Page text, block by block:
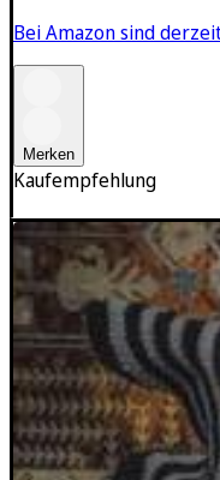
Kaufempfehlung
Bei Amazon sind
Merken